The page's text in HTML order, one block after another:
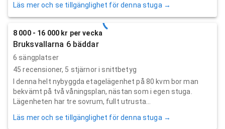
Läs mer och se tillgänglighet för denna stuga →
8 000 - 16 000 kr per vecka
Bruksvallarna 6 bäddar
6 sängplatser
45 recensioner, 5 stjärnor i snittbetyg
I denna helt nybyggda etagelägenhet på 80 kvm bor man
bekvämt på två våningsplan, nästan som i egen stuga.
Lägenheten har tre sovrum, fullt utrusta...
Läs mer och se tillgänglighet för denna stuga →